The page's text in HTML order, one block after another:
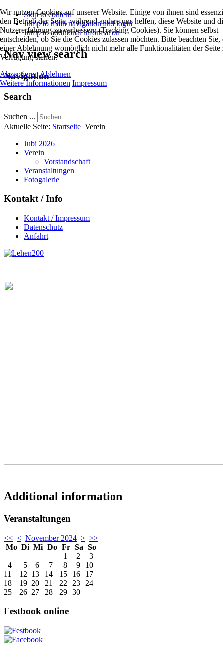
Skip to content
Jump to main navigation and login
Jump to additional information
Nav view search
Navigation
Search
Suchen ...
Aktuelle Seite: Startseite Verein
Jubi 2026
Verein
Vorstandschaft
Veranstaltungen
Fotogalerie
Kontakt / Info
Kontakt / Impressum
Datenschutz
Anfahrt
Additional information
Veranstaltungen
<< < November 2024 > >>
Mo Di Mi Do Fr Sa So
1
2
3
4
5 6 7 8 9
10
11
12 13 14 15 16
17
18
19 20 21 22 23
24
25
26 27 28 29 30
Festbook online
Wir nutzen Cookies auf unserer Website. Einige von ihnen sind
den Betrieb der Seite, während andere uns helfen, diese Website und
Nutzererfahrung zu verbessern (Tracking Cookies). Sie können selbst
entscheiden, ob Sie die Cookies zulassen möchten. Bitte beachten Sie,
einer Ablehnung womöglich nicht mehr alle Funktionalitäten der Seite
Verfügung stehen.
AkzeptierenAblehnen
Weitere Informationen Impressum